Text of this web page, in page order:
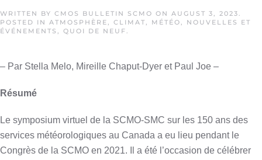
WRITTEN BY CMOS BULLETIN SCMO ON AUGUST 3, 2023.
POSTED IN ATMOSPHÈRE, CLIMAT, MÉTÉO, NOUVELLES ET
ÉVÉNEMENTS , QUOI DE NEUF.
– Par Stella Melo, Mireille Chaput-Dyer et Paul Joe –
Résumé
Le symposium virtuel de la SCMO-SMC sur les 150 ans des
services météorologiques au Canada a eu lieu pendant le
Congrès de la SCMO en 2021. Il a été l’occasion de célébrer